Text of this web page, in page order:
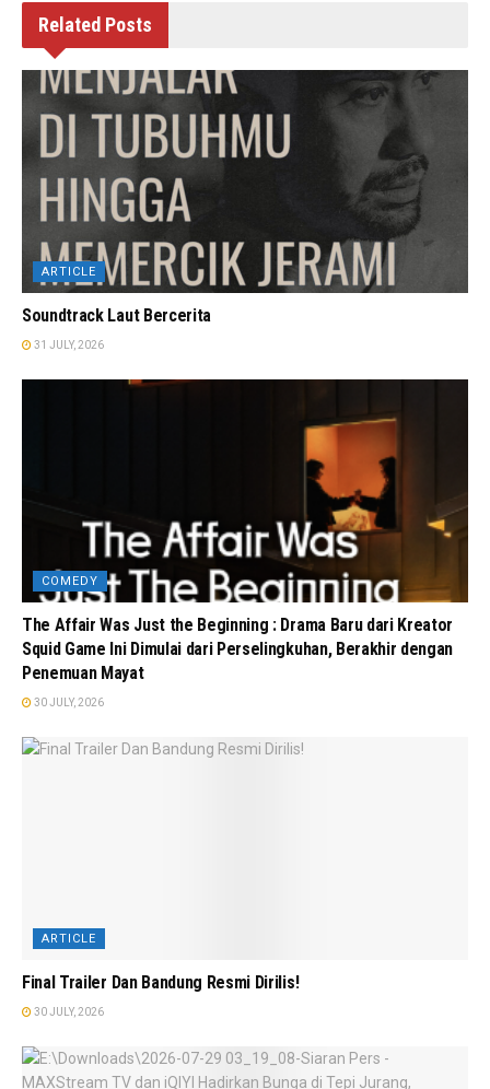
Related Posts
ARTICLE
Soundtrack Laut Bercerita
31 JULY, 2026
COMEDY
The Affair Was Just the Beginning : Drama Baru dari Kreator
Squid Game Ini Dimulai dari Perselingkuhan, Berakhir dengan
Penemuan Mayat
30 JULY, 2026
ARTICLE
Final Trailer Dan Bandung Resmi Dirilis!
30 JULY, 2026